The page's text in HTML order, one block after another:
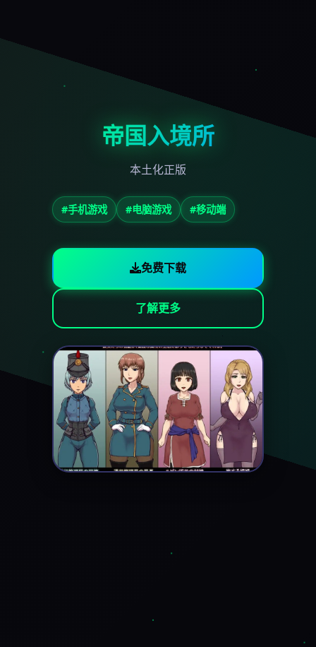
帝国入境所
本土化正版
#手机游戏 #电脑游戏 #移动端
免费下载
了解更多